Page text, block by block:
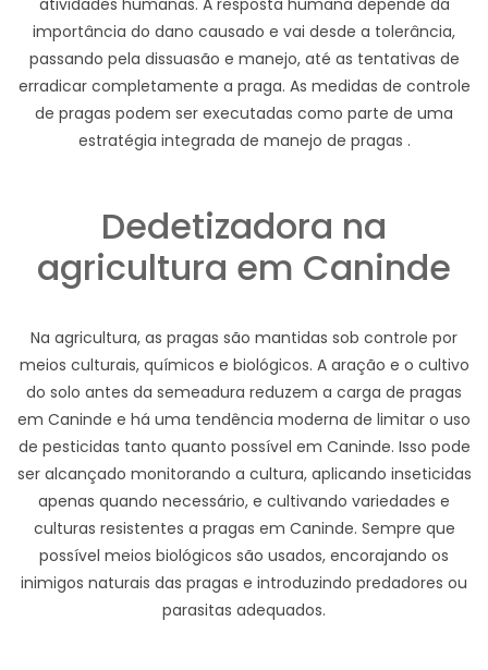
atividades humanas. A resposta humana depende da
importância do dano causado e vai desde a tolerância,
passando pela dissuasão e manejo, até as tentativas de
erradicar completamente a praga. As medidas de controle
de pragas podem ser executadas como parte de uma
estratégia integrada de manejo de pragas .
Dedetizadora na
agricultura em Caninde
Na agricultura, as pragas são mantidas sob controle por
meios culturais, químicos e biológicos. A aração e o cultivo
do solo antes da semeadura reduzem a carga de pragas
em Caninde e há uma tendência moderna de limitar o uso
de pesticidas tanto quanto possível em Caninde. Isso pode
ser alcançado monitorando a cultura, aplicando inseticidas
apenas quando necessário, e cultivando variedades e
culturas resistentes a pragas em Caninde. Sempre que
possível meios biológicos são usados, encorajando os
inimigos naturais das pragas e introduzindo predadores ou
parasitas adequados.